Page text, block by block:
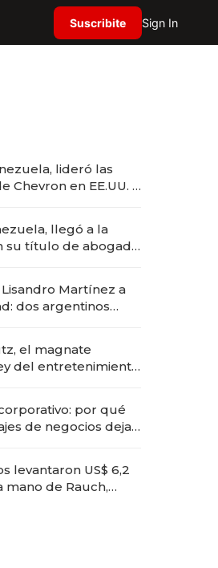
Suscribite Sign In
lideró las
Chevron en EE.UU. y
llegó a la
su título de abogado
Martínez a
dos argentinos
el magnate
del entretenimiento
por qué
de negocios dejan
transformadoras
levantaron US$ 6,2
mano de Rauch,